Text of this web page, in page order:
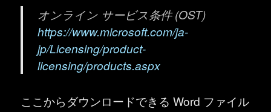
オンライン サービス条件 (OST)
https://www.microsoft.com/ja-
jp/Licensing/product-
licensing/products.aspx
ここからダウンロードできる Word ファイル